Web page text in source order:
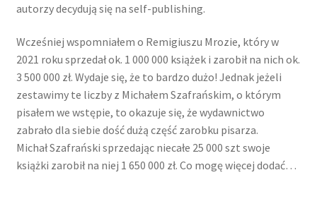
autorzy decydują się na self-publishing.
Wcześniej wspomniałem o Remigiuszu Mrozie, który w
2021 roku sprzedał ok. 1 000 000 książek i zarobił na nich ok.
3 500 000 zł. Wydaje się, że to bardzo dużo! Jednak jeżeli
zestawimy te liczby z Michałem Szafrańskim, o którym
pisałem we wstępie, to okazuje się, że wydawnictwo
zabrało dla siebie dość dużą część zarobku pisarza.
Michał Szafrański sprzedając niecałe 25 000 szt swoje
książki zarobił na niej 1 650 000 zł. Co mogę więcej dodać…